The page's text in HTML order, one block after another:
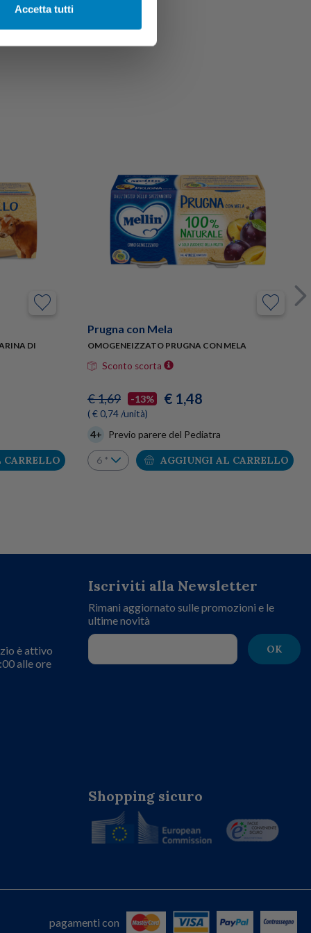
Accetta tutti
DI
CARRELLO
Prugna con Mela
OMOGENEIZZATO PRUGNA CON MELA
Sconto scorta
€ 1,69 -13% € 1,48
( € 0,74 /unità)
4+ Previo parere del Pediatra
AGGIUNGI AL CARRELLO
Iscriviti alla Newsletter
Rimani aggiornato sulle promozioni e le
ultime novità
OK
è attivo
alle ore
Shopping sicuro
pagamenti con